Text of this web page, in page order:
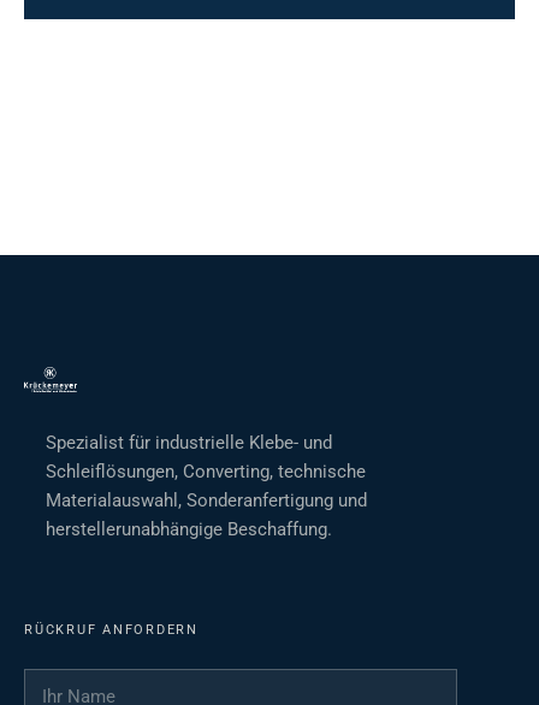
Spezialist für industrielle Klebe- und
Schleiflösungen, Converting, technische
Materialauswahl, Sonderanfertigung und
herstellerunabhängige Beschaffung.
RÜCKRUF ANFORDERN
Ihr Name